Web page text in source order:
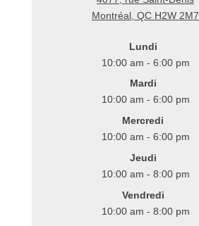
Montréal ,QC H2W 2M7
Lundi
10:00 am - 6:00 pm
Mardi
10:00 am - 6:00 pm
Mercredi
10:00 am - 6:00 pm
Jeudi
10:00 am - 8:00 pm
Vendredi
10:00 am - 8:00 pm